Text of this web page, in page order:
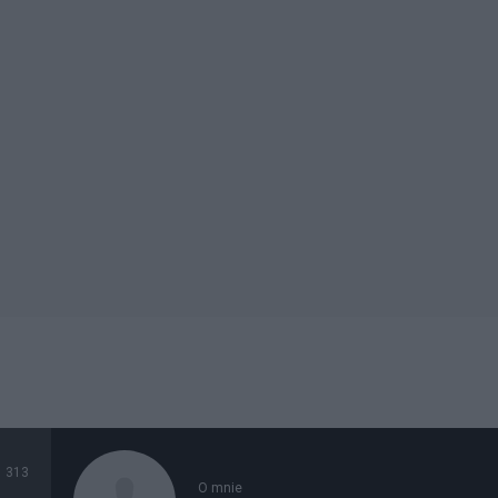
313
O mnie